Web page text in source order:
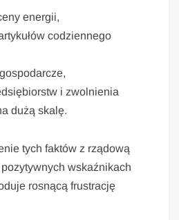
energii,
codziennego
i zwolnienia
dużą skalę.
tych faktów z rządową
wskaźnikach
rosnącą frustrację